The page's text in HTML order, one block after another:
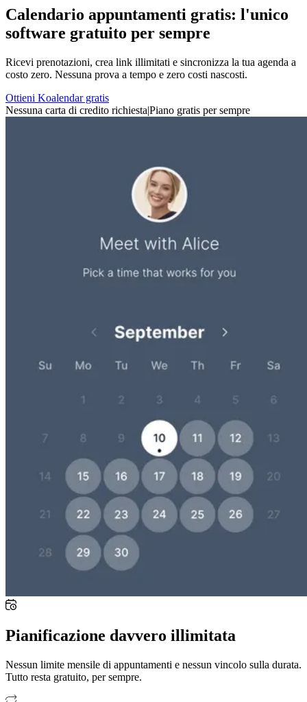
Calendario appuntamenti gratis: l'unico
software gratuito per sempre
Ricevi prenotazioni, crea link illimitati e sincronizza la tua agenda a
costo zero. Nessuna prova a tempo e zero costi nascosti.
Ottieni Koalendar gratis
Nessuna carta di credito richiesta|Piano gratis per sempre
Pianificazione davvero illimitata
Nessun limite mensile di appuntamenti e nessun vincolo sulla durata.
Tutto resta gratuito, per sempre.